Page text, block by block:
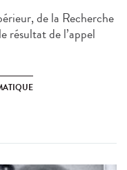
de la Recherche
résultat de l’appel